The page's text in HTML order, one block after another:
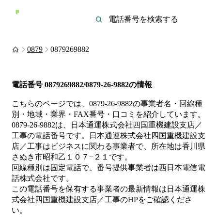
0879 0879269882
電話番号 0879269882/0879-26-9882の情報
こちらのページでは、 0879-26-9882の事業者名・回線種
別・地域・業界・FAX番号・口コミを紹介しています。
0879-26-9882は、
日本通運株式会社四国重機建設支店／
工事の電話番号です。
日本通運株式会社四国重機建設支
店／工事は ビジネスに関わる事業者で、所在地は香川県
さぬき市昭和乙１０７−２１ です。
回線種別は固定電話で、番号提供事業者は西日本電信電
話株式会社です。
この電話番号を保有する事業者の最新情報は 日本通運株
式会社四国重機建設支店／工事のHPをご確認くださ
い。